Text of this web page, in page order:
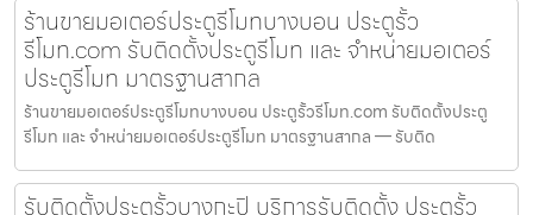
ร้านขายมอเตอร์ประตูรีโมทบางบอน ประตูรั้ว
รีโมท.com รับติดตั้งประตูรีโมท และ จำหน่ายมอเตอร์
ประตูรีโมท มาตรฐานสากล
ร้านขายมอเตอร์ประตูรีโมทบางบอน ประตูรั้วรีโมท.com รับติดตั้งประตู
รีโมท และ จำหน่ายมอเตอร์ประตูรีโมท มาตรฐานสากล — รับติด
รับติดตั้งประตูรั้วบางกะปิ บริการรับติดตั้ง ประตูรั้ว